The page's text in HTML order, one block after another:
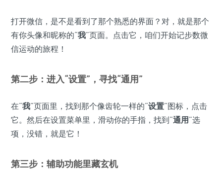
打开微信，是不是看到了那个熟悉的界面？对，就是那个
有你头像和昵称的“我”页面。点击它，咱们开始记步数微
信运动的旅程！
第二步：进入“设置”，寻找“通用”
在“我”页面里，找到那个像齿轮一样的“设置”图标，点击
它。然后在设置菜单里，滑动你的手指，找到“通用”选
项，没错，就是它！
第三步：辅助功能里藏玄机